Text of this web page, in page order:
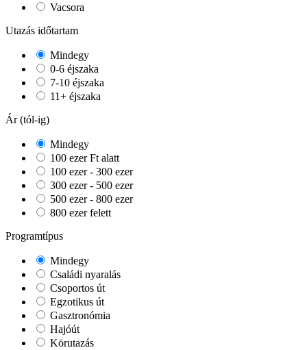
Vacsora
Utazás időtartam
Mindegy
0-6 éjszaka
7-10 éjszaka
11+ éjszaka
Ár (tól-ig)
Mindegy
100 ezer Ft alatt
100 ezer - 300 ezer
300 ezer - 500 ezer
500 ezer - 800 ezer
800 ezer felett
Programtípus
Mindegy
Családi nyaralás
Csoportos út
Egzotikus út
Gasztronómia
Hajóút
Körutazás